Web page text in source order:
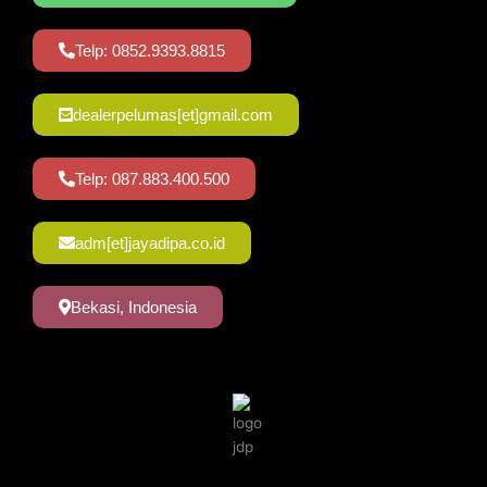
Telp: 0852.9393.8815
dealerpelumas[et]gmail.com
Telp: 087.883.400.500
adm[et]jayadipa.co.id
Bekasi, Indonesia